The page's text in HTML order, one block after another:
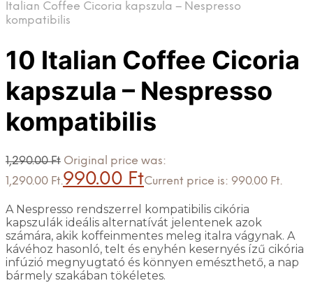
Italian Coffee Cicoria kapszula – Nespresso
kompatibilis
10 Italian Coffee Cicoria
kapszula – Nespresso
kompatibilis
1,290.00Ft Original price was:
1,290.00 Ft.990.00 FtCurrent price is: 990.00 Ft.
A Nespresso rendszerrel kompatibilis cikória
kapszulák ideális alternatívát jelentenek azok
számára, akik koffeinmentes meleg italra vágynak. A
kávéhoz hasonló, telt és enyhén kesernyés ízű cikória
infúzió megnyugtató és könnyen emészthető, a nap
bármely szakában tökéletes.